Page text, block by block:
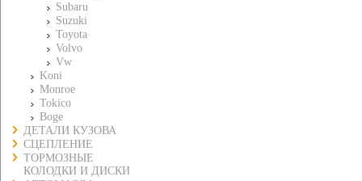
Subaru
Suzuki
Toyota
Volvo
Vw
Koni
Monroe
Tokico
Boge
ДЕТАЛИ КУЗОВА
СЦЕПЛЕНИЕ
ТОРМОЗНЫЕ
КОЛОДКИ И ДИСКИ